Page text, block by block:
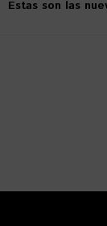
Estas son las